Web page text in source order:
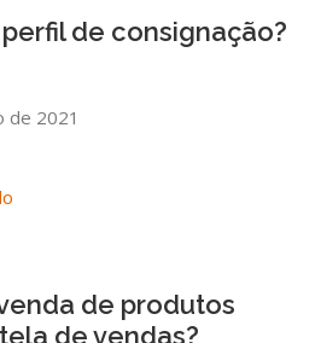
de consignação?
de 2021
de produtos
de vendas?